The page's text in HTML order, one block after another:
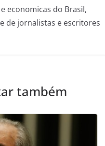
economicas do Brasil,
de jornalistas e escritores
também